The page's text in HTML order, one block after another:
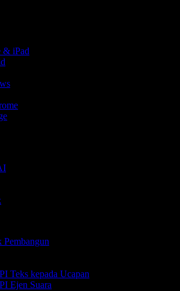
& iPad
Pembangun
Teks kepada Ucapan
Ejen Suara